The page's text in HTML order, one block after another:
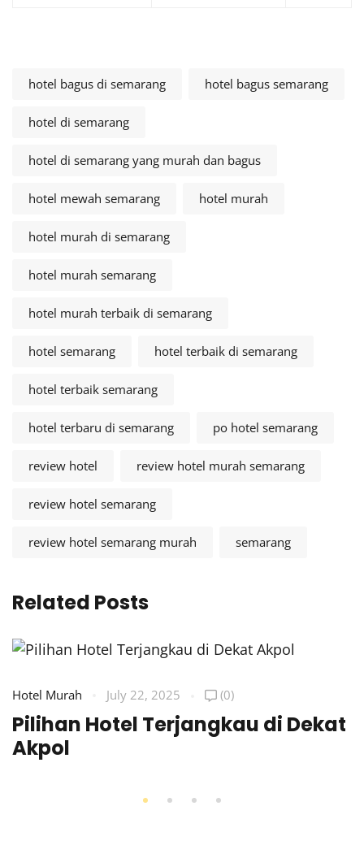
hotel bagus di semarang hotel bagus semarang
hotel di semarang
hotel di semarang yang murah dan bagus
hotel mewah semarang hotel murah
hotel murah di semarang
hotel murah semarang
hotel murah terbaik di semarang
hotel semarang hotel terbaik di semarang
hotel terbaik semarang
hotel terbaru di semarang po hotel semarang
review hotel review hotel murah semarang
review hotel semarang
review hotel semarang murah semarang
Related Posts
Hotel Murah July 22, 2025 (0)
Pilihan Hotel Terjangkau di Dekat
Akpol